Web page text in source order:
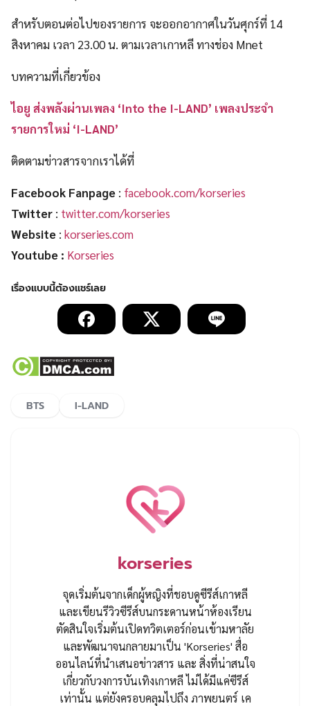
สำหรับตอนต่อไปของรายการ จะออกอากาศในวันศุกร์ที่ 14
สิงหาคม เวลา 23.00 น. ตามเวลาเกาหลี ทางช่อง Mnet
บทความที่เกี่ยวข้อง
ไอยู ส่งพลังผ่านเพลง ‘Into the I-LAND’ เพลงประจำ
รายการใหม่ ‘I-LAND’
ติดตามข่าวสารจากเราได้ที่
Facebook Fanpage : facebook.com/korseries
Twitter : twitter.com/korseries
Website : korseries.com
Youtube : Korseries
BTS I-LAND
korseries
จุดเริ่มต้นจากเด็กผู้หญิงที่ชอบดูซีรีส์เกาหลี
และเขียนรีวิวซีรีส์บนกระดานหน้าห้องเรียน
ตัดสินใจเริ่มต้นเปิดทวิตเตอร์ก่อนเข้ามหาลัย
และพัฒนาจนกลายมาเป็น 'Korseries' สื่อ
ออนไลน์ที่นำเสนอข่าวสาร และ สิ่งที่น่าสนใจ
เกี่ยวกับวงการบันเทิงเกาหลี ไม่ได้มีแค่ซีรีส์
เท่านั้น แต่ยังครอบคลุมไปถึง ภาพยนตร์ เค